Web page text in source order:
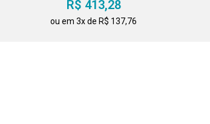
R$ 413,28
ou em 3x de R$ 137,76